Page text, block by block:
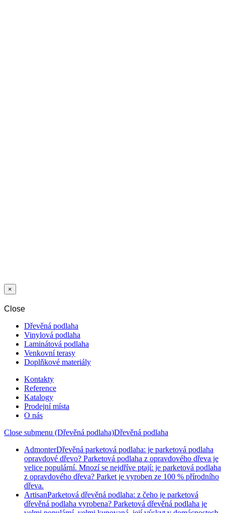
×
Close
Dřevěná podlaha
Vinylová podlaha
Laminátová podlaha
Venkovní terasy
Doplňkové materiály
Kontakty
Reference
Katalogy
Prodejní místa
O nás
Close submenu (Dřevěná podlaha)Dřevěná podlaha
AdmonterDřevěná parketová podlaha: je parketová podlaha
opravdové dřevo? Parketová podlaha z opravdového dřeva je
velice populární. Mnozí se nejdříve ptají: je parketová podlaha
z opravdového dřeva? Parket je vyroben ze 100 % přírodního
dřeva.
ArtisanParketová dřevěná podlaha: z čeho je parketová
dřevěná podlaha vyrobena? Parketová dřevěná podlaha je